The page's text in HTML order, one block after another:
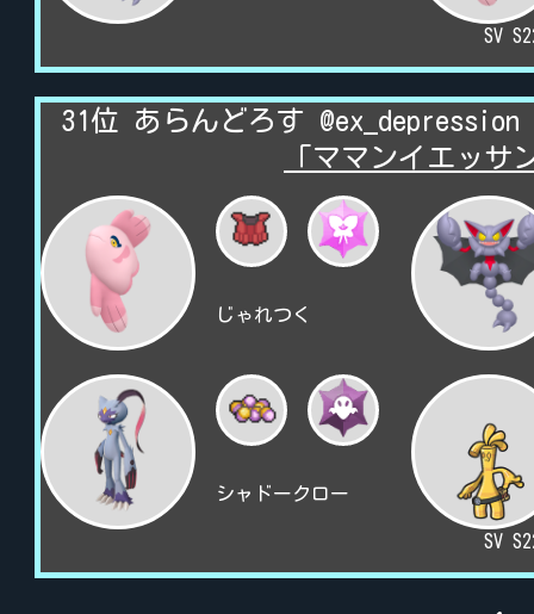
SV
31位 あらんどろす @ex_depression
「ママンイエッサ
じゃれつく
シャドークロー
SV